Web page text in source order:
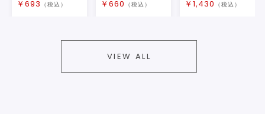
￥ 693 （税込） ￥ 660 （税込） ￥ 1,430 （税込）
VIEW ALL